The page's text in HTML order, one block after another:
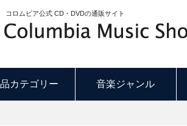
コロムビア公式 CD・DVDの通販サイト
カテゴリー 音楽ジャンル